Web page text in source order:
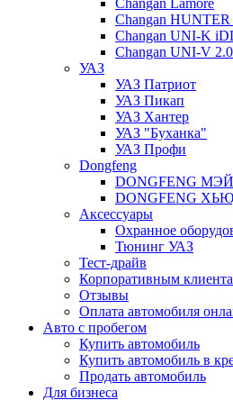
Changan Lamore
Changan HUNTER
Changan UNI-K
Changan UNI-V
УАЗ
УАЗ Патриот
УАЗ Пикап
УАЗ Хантер
УАЗ "Буханка"
УАЗ Профи
Dongfeng
DONGFENG
DONGFENG
Аксессуары
Охранное
Тюнинг УАЗ
Тест-драйв
Корпоративным
Отзывы
Оплата автомобиля
Авто с пробегом
Купить автомобиль
Купить автомобиль в
Продать автомобиль
Для бизнеса